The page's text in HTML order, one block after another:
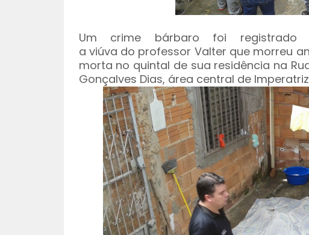
Um crime bárbaro foi
a viúva do professor Valter que morreu
morta no quintal de sua residência na
Gonçalves Dias, área central de